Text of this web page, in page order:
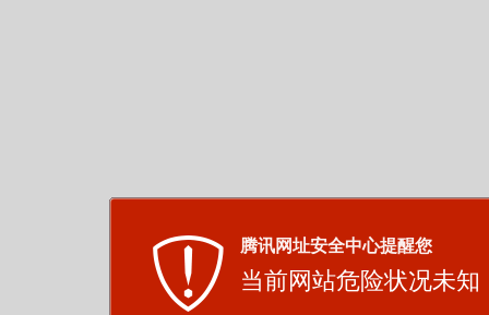
腾讯网址安全中心提醒您
当前网站危险状况未知